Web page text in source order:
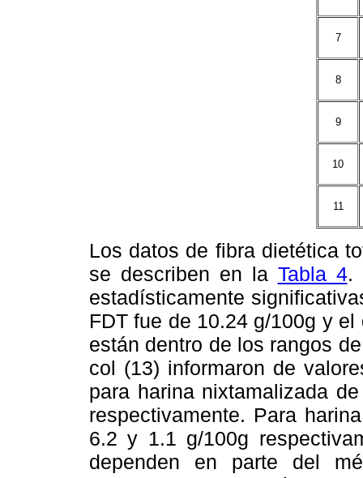
7
8
9
10
11
Los datos de fibra dietética
se describen en la Tabla 4.
estadísticamente
FDT fue de 10.24 g/100g y
están dentro de los rangos
col (13) informaron de
para harina nixtamalizada
respectivamente. Para
6.2 y 1.1 g/100g
dependen en parte del